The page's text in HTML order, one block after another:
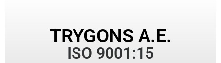
TRYGONS Α.Ε.
ISO 9001:15